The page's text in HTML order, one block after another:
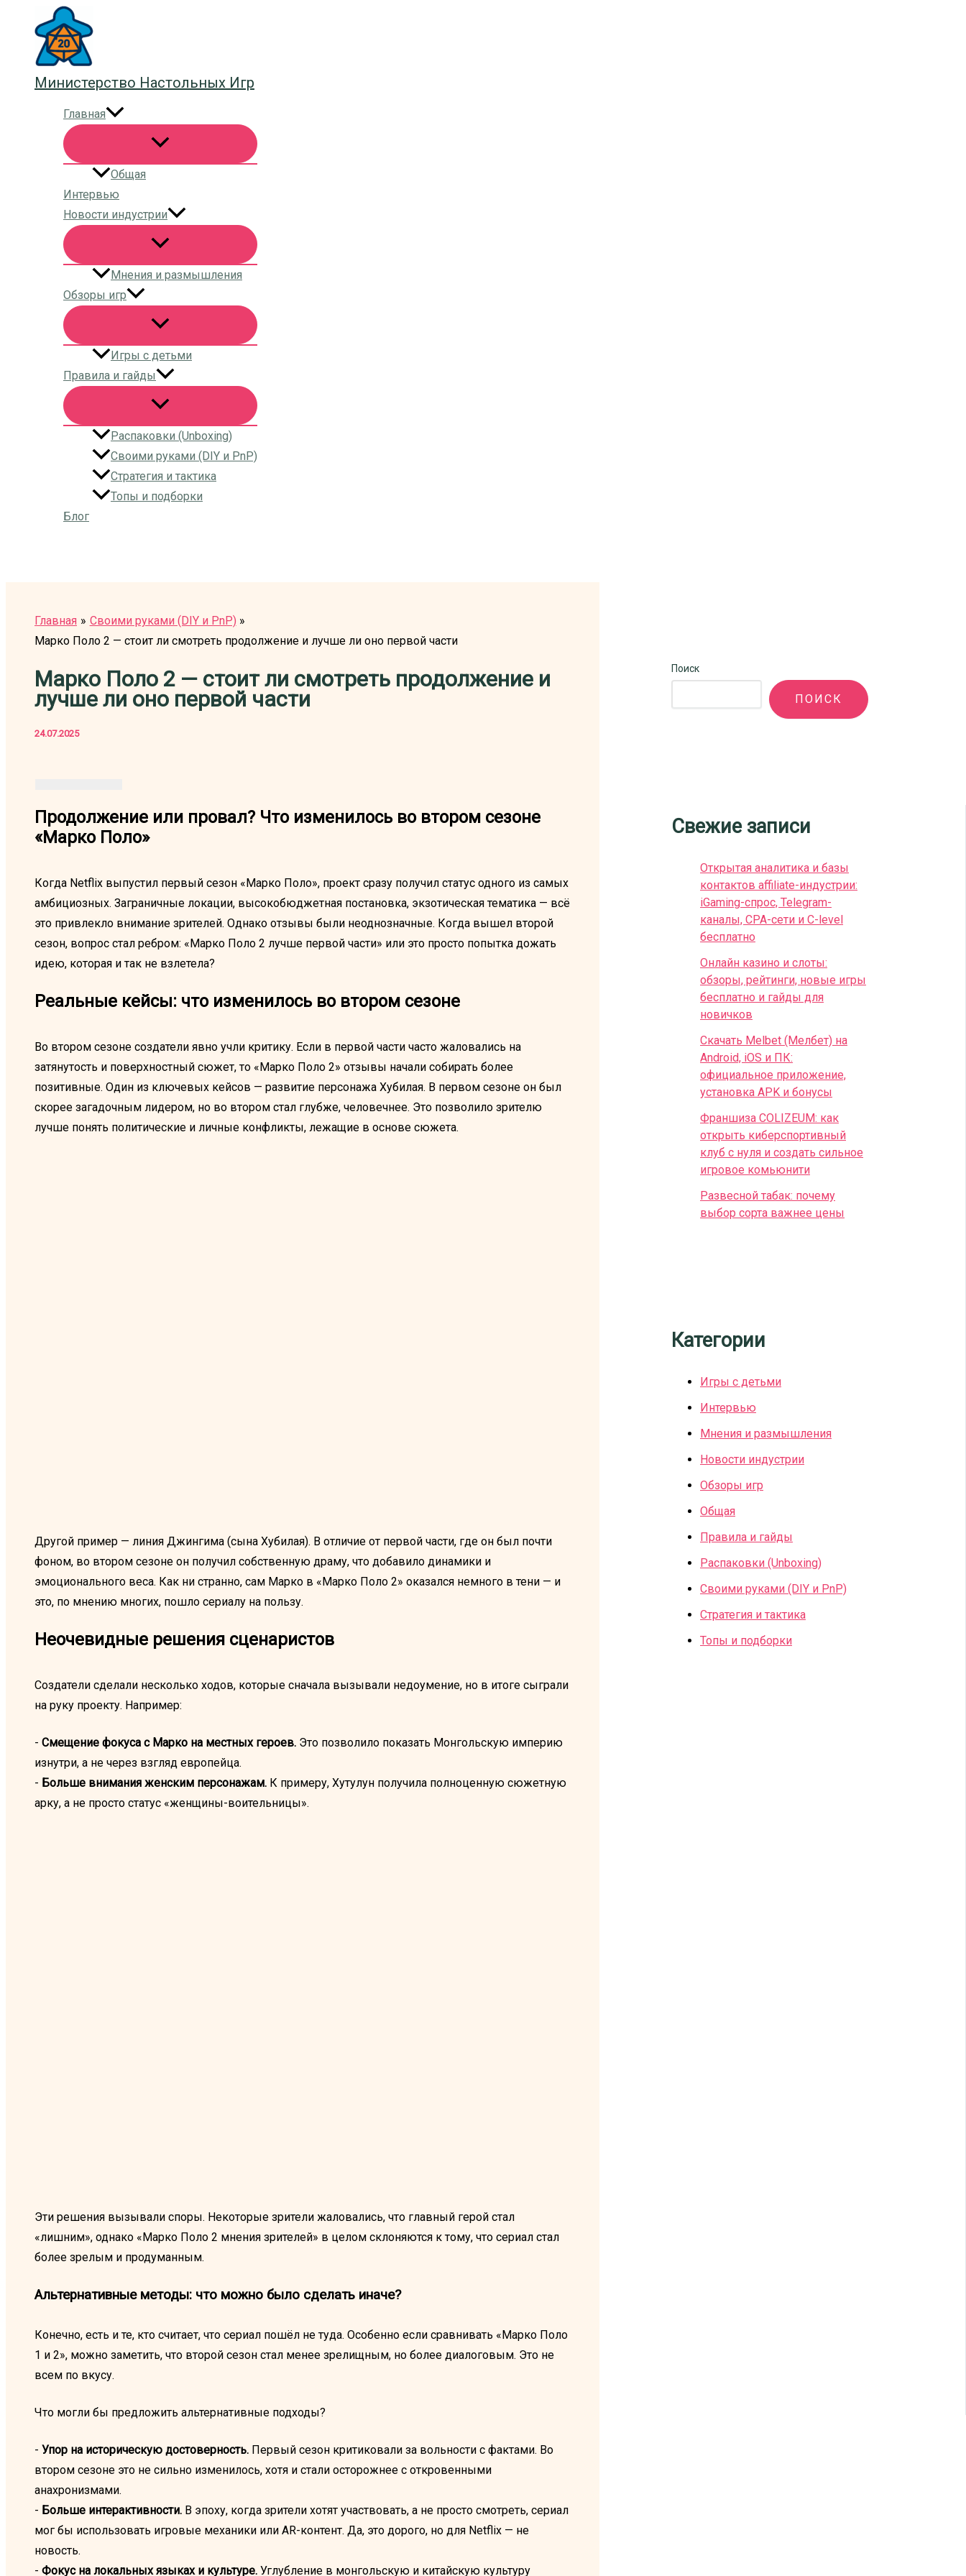
содержимому
Министерство Настольных Игр
Главная
Общая
Интервью
Новости индустрии
Мнения и размышления
Обзоры игр
Игры с детьми
Правила и гайды
Распаковки (Unboxing)
Своими руками (DIY и PnP)
Стратегия и тактика
Топы и подборки
Блог
Главная
Своими руками (DIY и PnP)
Марко Поло 2 — стоит ли смотреть продолжение и лучше ли оно первой части
Марко Поло 2 — стоит ли смотреть продолжение и
лучше ли оно первой части
24.07.2025
Продолжение или провал? Что изменилось во втором сезоне
«Марко Поло»
Когда Netflix выпустил первый сезон «Марко Поло», проект сразу получил статус одного из самых
амбициозных. Заграничные локации, высокобюджетная постановка, экзотическая тематика — всё
это привлекло внимание зрителей. Однако отзывы были неоднозначные. Когда вышел второй
сезон, вопрос стал ребром: «Марко Поло 2 лучше первой части» или это просто попытка дожать
идею, которая и так не взлетела?
Реальные кейсы: что изменилось во втором сезоне
Во втором сезоне создатели явно учли критику. Если в первой части часто жаловались на
затянутость и поверхностный сюжет, то «Марко Поло 2» отзывы начали собирать более
позитивные. Один из ключевых кейсов — развитие персонажа Хубилая. В первом сезоне он был
скорее загадочным лидером, но во втором стал глубже, человечнее. Это позволило зрителю
лучше понять политические и личные конфликты, лежащие в основе сюжета.
Другой пример — линия Джингима (сына Хубилая). В отличие от первой части, где он был почти
фоном, во втором сезоне он получил собственную драму, что добавило динамики и
эмоционального веса. Как ни странно, сам Марко в «Марко Поло 2» оказался немного в тени — и
это, по мнению многих, пошло сериалу на пользу.
Неочевидные решения сценаристов
Создатели сделали несколько ходов, которые сначала вызывали недоумение, но в итоге сыграли
на руку проекту. Например:
- Смещение фокуса с Марко на местных героев. Это позволило показать Монгольскую империю
изнутри, а не через взгляд европейца.
- Больше внимания женским персонажам. К примеру, Хутулун получила полноценную сюжетную
арку, а не просто статус «женщины-воительницы».
Эти решения вызывали споры. Некоторые зрители жаловались, что главный герой стал
«лишним», однако «Марко Поло 2 мнения зрителей» в целом склоняются к тому, что сериал стал
более зрелым и продуманным.
Альтернативные методы: что можно было сделать иначе?
Конечно, есть и те, кто считает, что сериал пошёл не туда. Особенно если сравнивать «Марко Поло
1 и 2», можно заметить, что второй сезон стал менее зрелищным, но более диалоговым. Это не
всем по вкусу.
Что могли бы предложить альтернативные подходы?
- Упор на историческую достоверность. Первый сезон критиковали за вольности с фактами. Во
втором сезоне это не сильно изменилось, хотя и стали осторожнее с откровенными
анахронизмами.
- Больше интерактивности. В эпоху, когда зрители хотят участвовать, а не просто смотреть, сериал
мог бы использовать игровые механики или AR-контент. Да, это дорого, но для Netflix — не
новость.
- Фокус на локальных языках и культуре. Углубление в монгольскую и китайскую культуру
Поиск
ПОИСК
Свежие записи
Открытая аналитика и базы
контактов affiliate-индустрии:
iGaming-спрос, Telegram-
каналы, CPA-сети и C-level
бесплатно
Онлайн казино и слоты:
обзоры, рейтинги, новые игры
бесплатно и гайды для
новичков
Скачать Melbet (Мелбет) на
Android, iOS и ПК:
официальное приложение,
установка APK и бонусы
Франшиза COLIZEUM: как
открыть киберспортивный
клуб с нуля и создать сильное
игровое комьюнити
Развесной табак: почему
выбор сорта важнее цены
Категории
Игры с детьми
Интервью
Мнения и размышления
Новости индустрии
Обзоры игр
Общая
Правила и гайды
Распаковки (Unboxing)
Своими руками (DIY и PnP)
Стратегия и тактика
Топы и подборки